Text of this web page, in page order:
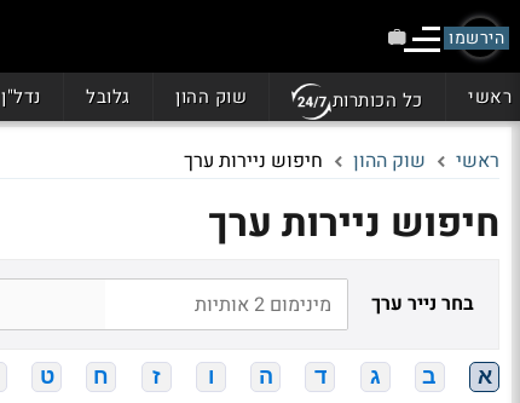
הירשמו
ראשי כל הכותרות שוק ההון גלובל נדל"ן
ראשי שוק ההון חיפוש ניירות ערך
חיפוש ניירות ערך
בחר נייר ערך
א ב ג ד ה ו ז ח ט